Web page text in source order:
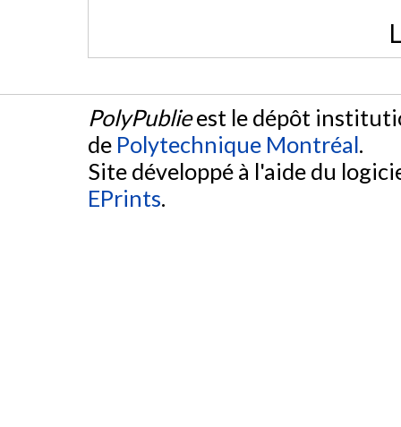
PolyPublieest le dépôt
de Polytechnique Montréal.
Site développé à l'aide du
EPrints.